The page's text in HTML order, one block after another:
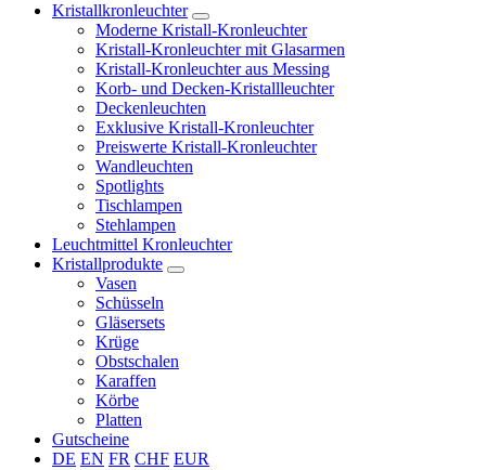
Kristallkronleuchter
Moderne Kristall-Kronleuchter
Kristall-Kronleuchter mit Glasarmen
Kristall-Kronleuchter aus Messing
Korb- und Decken-Kristallleuchter
Deckenleuchten
Exklusive Kristall-Kronleuchter
Preiswerte Kristall-Kronleuchter
Wandleuchten
Spotlights
Tischlampen
Stehlampen
Leuchtmittel Kronleuchter
Kristallprodukte
Vasen
Schüsseln
Gläsersets
Krüge
Obstschalen
Karaffen
Körbe
Platten
Gutscheine
DE EN FR CHF EUR